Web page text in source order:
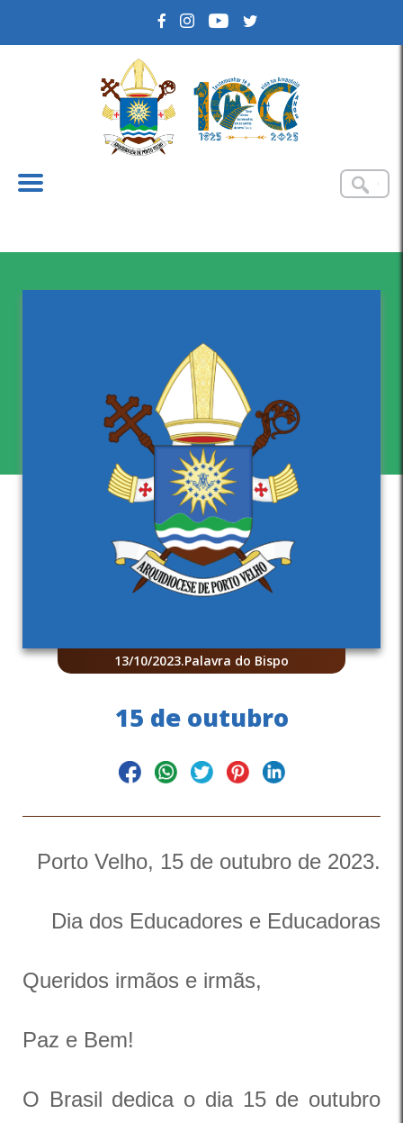
13/10/2023.Palavra do Bispo
15 de outubro
Porto Velho, 15 de outubro de 2023.
Dia dos Educadores e Educadoras
Queridos irmãos e irmãs,
Paz e Bem!
O Brasil dedica o dia 15 de outubro